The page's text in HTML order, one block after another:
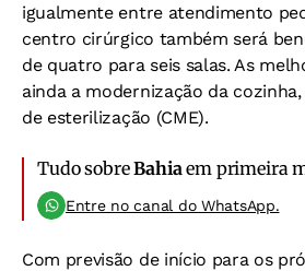
igualmente entre atendimento
centro cirúrgico também será
de quatro para seis salas. As
ainda a modernização da
de esterilização (CME).
Tudo sobreBahia em primeira
Entre no canal do WhatsApp.
Com previsão de início para os